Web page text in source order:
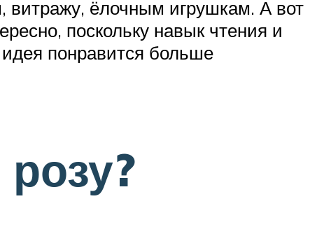
витражу, ёлочным игрушкам. А вот
поскольку навык чтения и
понравится больше